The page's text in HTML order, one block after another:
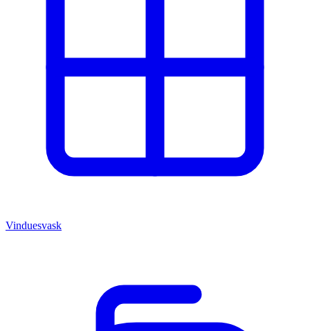
Vinduesvask